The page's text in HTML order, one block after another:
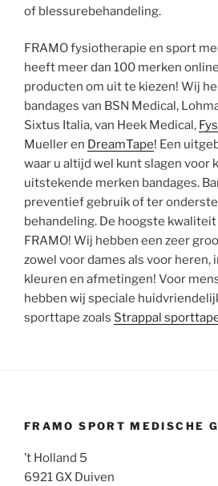
of blessurebehandeling.
FRAMO fysiotherapie en sport
heeft meer dan 100 merken
producten om uit te kiezen! Wij
bandages van BSN Medical,
Sixtus Italia, van Heek Medical,
Mueller en DreamTape! Een
waar u altijd wel kunt slagen voor
uitstekende merken bandages.
preventief gebruik of ter
behandeling. De hoogste
FRAMO! Wij hebben een zeer
zowel voor dames als voor heren,
kleuren en afmetingen! Voor
hebben wij speciale
sporttape zoals Strappal
FRAMO SPORT MEDISCHE
’t Holland 5
6921 GX Duiven